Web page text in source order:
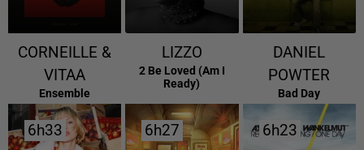
CORNEILLE &
VITAA
Ensemble
LIZZO
2 Be Loved (am I
Ready)
DANIEL
POWTER
Bad Day
6h33
6h33 6h27
6h27 6h23
6h23